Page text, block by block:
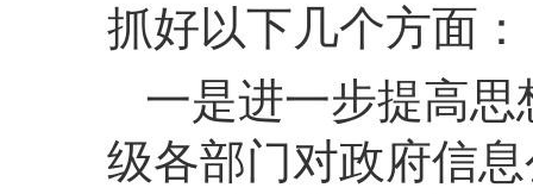
抓好以下几个方面：
一是进一步提高思
级各部门对政府信